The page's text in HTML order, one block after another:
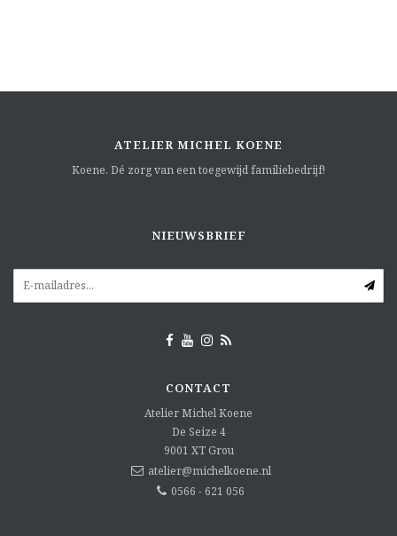
ATELIER MICHEL KOENE
Koene. Dé zorg van een toegewijd familiebedrijf!
NIEUWSBRIEF
CONTACT
Atelier Michel Koene
De Seize 4
9001 XT Grou
atelier@michelkoene.nl
0566 - 621 056